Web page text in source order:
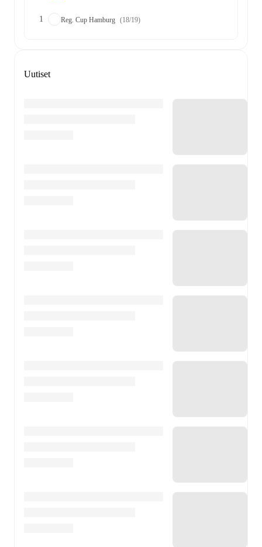
1 Reg. Cup Hamburg (18/19)
Uutiset